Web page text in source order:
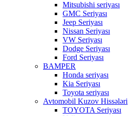
Mitsubishi seriyası
GMC Seriyası
Jeep Seriyası
Nissan Seriyası
VW Seriyası
Dodge Seriyası
Ford Seriyası
BAMPER
Honda seriyası
Kia Seriyası
Toyota seriyası
Avtomobil Kuzov Hissələri
TOYOTA Seriyası